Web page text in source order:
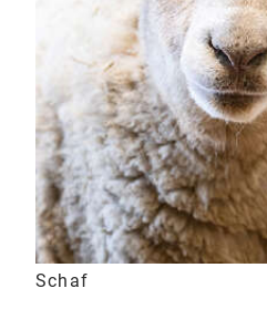
Schaf